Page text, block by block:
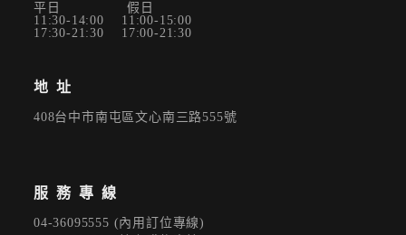
登 入
平日 假日
11:30-14:00 11:00-15:00
17:30-21:30 17:00-21:30
地址
408台中市南屯區文心南三路555號
服務專線
04-36095555 (內用訂位專線)